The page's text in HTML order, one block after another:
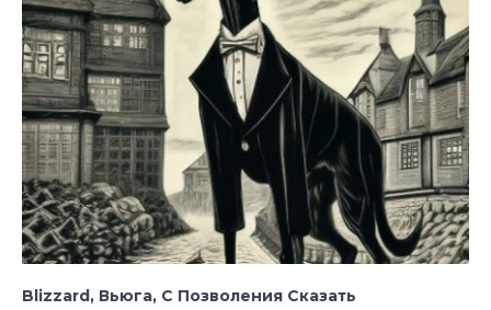
Blizzard, Вьюга, С Позволения Сказать